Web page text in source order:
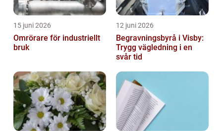
15 juni 2026
Omrörare för industriellt
bruk
12 juni 2026
Begravningsbyrå i Visby:
Trygg vägledning i en
svår tid